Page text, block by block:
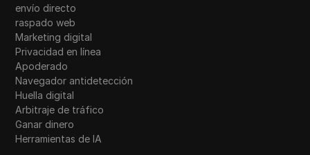
envío directo
raspado web
Marketing digital
Privacidad en línea
Apoderado
Navegador antidetección
Huella digital
Arbitraje de tráfico
Ganar dinero
Herramientas de IA